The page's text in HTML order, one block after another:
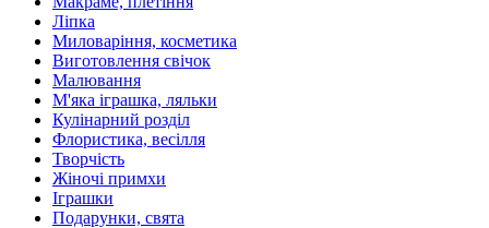
Ліпка
Миловаріння, косметика
Виготовлення свічок
Малювання
М'яка іграшка, ляльки
Кулінарний розділ
Флористика, весілля
Творчість
Жіночі примхи
Іграшки
Подарунки, свята